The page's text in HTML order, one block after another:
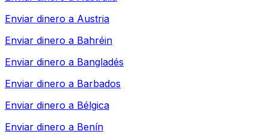
Enviar dinero a Austria
Enviar dinero a Bahréin
Enviar dinero a Bangladés
Enviar dinero a Barbados
Enviar dinero a Bélgica
Enviar dinero a Benín